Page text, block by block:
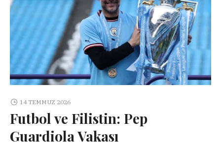
14 TEMMUZ 2026
Futbol ve Filistin: Pep
Guardiola Vakası